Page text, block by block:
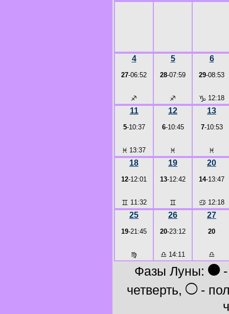
4
27-06:52
♐
5
28-07:59
♐
6
29-08:53
♑ 12:18
11
5-10:37
♓ 13:37
12
6-10:45
♓
13
7-10:53
♓
18
12-12:01
♊ 11:32
19
13-12:42
♊
20
14-13:47
♋ 12:18
25
19-21:45
♍
26
20-23:12
♎ 14:11
27
20
♎
Фазы Луны: ●-
четверть, ○-